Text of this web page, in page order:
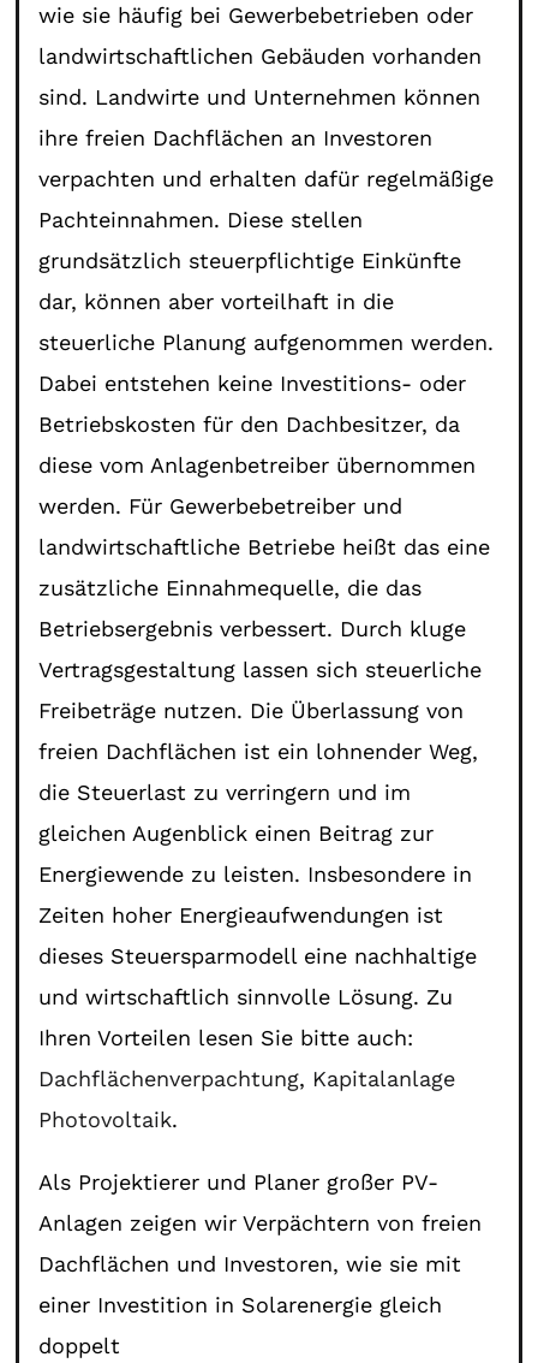
wie sie häufig bei Gewerbebetrieben oder
landwirtschaftlichen Gebäuden vorhanden
sind. Landwirte und Unternehmen können
ihre freien Dachflächen an Investoren
verpachten und erhalten dafür regelmäßige
Pachteinnahmen. Diese stellen
grundsätzlich steuerpflichtige Einkünfte
dar, können aber vorteilhaft in die
steuerliche Planung aufgenommen werden.
Dabei entstehen keine Investitions- oder
Betriebskosten für den Dachbesitzer, da
diese vom Anlagenbetreiber übernommen
werden. Für Gewerbebetreiber und
landwirtschaftliche Betriebe heißt das eine
zusätzliche Einnahmequelle, die das
Betriebsergebnis verbessert. Durch kluge
Vertragsgestaltung lassen sich steuerliche
Freibeträge nutzen. Die Überlassung von
freien Dachflächen ist ein lohnender Weg,
die Steuerlast zu verringern und im
gleichen Augenblick einen Beitrag zur
Energiewende zu leisten. Insbesondere in
Zeiten hoher Energieaufwendungen ist
dieses Steuersparmodell eine nachhaltige
und wirtschaftlich sinnvolle Lösung. Zu
Ihren Vorteilen lesen Sie bitte auch:
Dachflächenverpachtung, Kapitalanlage
Photovoltaik.
Als Projektierer und Planer großer PV-
Anlagen zeigen wir Verpächtern von freien
Dachflächen und Investoren, wie sie mit
einer Investition in Solarenergie gleich
doppelt